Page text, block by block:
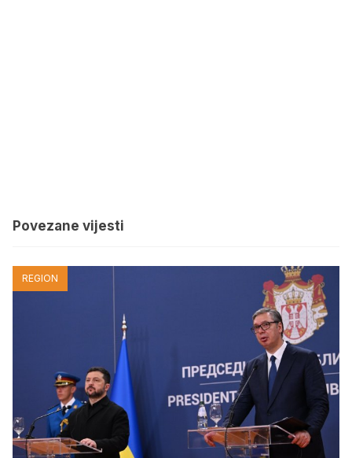
Povezane vijesti
REGION